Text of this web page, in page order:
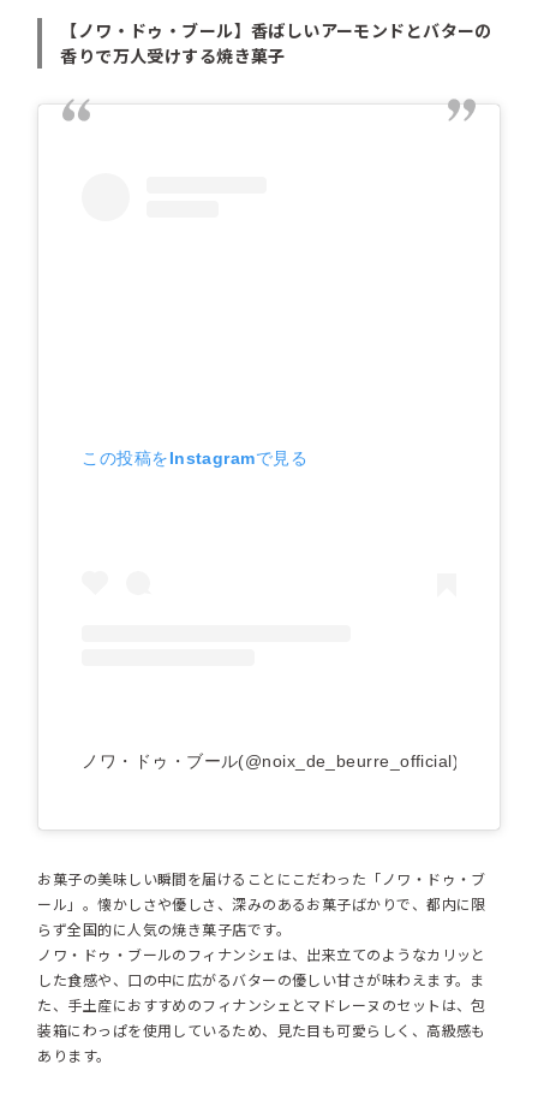
【ノワ・ドゥ・ブール】香ばしいアーモンドとバターの
香りで万人受けする焼き菓子
この投稿をInstagramで見る
ノワ・ドゥ・ブール(@noix_de_beurre_official)がシェア
お菓子の美味しい瞬間を届けることにこだわった「ノワ・ドゥ・ブ
ール」。懐かしさや優しさ、深みのあるお菓子ばかりで、都内に限
らず全国的に人気の焼き菓子店です。
ノワ・ドゥ・ブールのフィナンシェは、出来立てのようなカリッと
した食感や、口の中に広がるバターの優しい甘さが味わえます。ま
た、手土産におすすめのフィナンシェとマドレーヌのセットは、包
装箱にわっぱを使用しているため、見た目も可愛らしく、高級感も
あります。